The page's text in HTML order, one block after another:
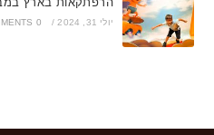
יולי 31, 2024 /
0 COMMENTS